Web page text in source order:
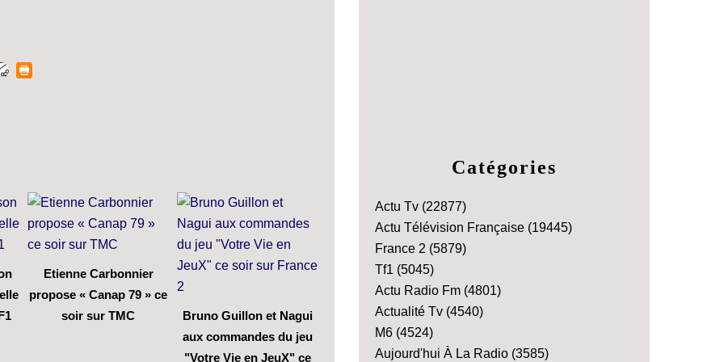
Etienne Carbonnier
propose « Canap 79 » ce
soir sur TMC
Bruno Guillon et Nagui
aux commandes du jeu
"Votre Vie en JeuX" ce
Catégories
Actu Tv (22877)
Actu Télévision Française (19445)
France 2 (5879)
Tf1 (5045)
Actu Radio Fm (4801)
Actualité Tv (4540)
M6 (4524)
Aujourd'hui À La Radio (3585)